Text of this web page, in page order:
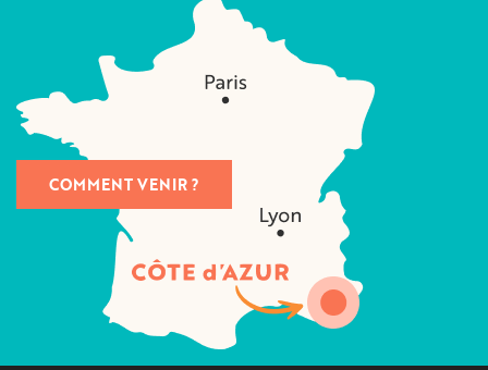
COMMENT VENIR ?